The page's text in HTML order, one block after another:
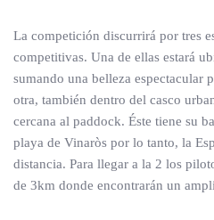
La competición discurrirá por tres
competitivas. Una de ellas estará
sumando una belleza espectacular
otra, también dentro del casco
cercana al paddock. Éste tiene su
playa de Vinaròs por lo tanto, la
distancia. Para llegar a la 2 los
de 3km donde encontrarán un